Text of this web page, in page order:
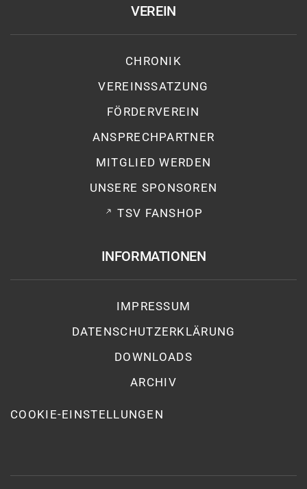
VEREIN
CHRONIK
VEREINSSATZUNG
FÖRDERVEREIN
ANSPRECHPARTNER
MITGLIED WERDEN
UNSERE SPONSOREN
TSV FANSHOP
INFORMATIONEN
IMPRESSUM
DATENSCHUTZ­ERKLÄRUNG
DOWNLOADS
ARCHIV
COOKIE-EINSTELLUNGEN